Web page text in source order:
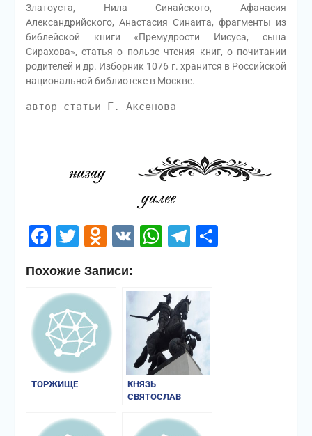
Златоуста, Нила Синайского, Афанасия
Александрийского, Анастасия Синаита, фрагменты из
библейской книги «Премудрости Иисуса, сына
Сирахова», статья о пользе чтения книг, о почитании
родителей и др. Изборник 1076 г. хранится в Российской
национальной библиотеке в Москве.
автор статьи Г. Аксенова
Facebook
Twitter
Odnoklassniki
VKWhatsApp
Telegram
Похожие Записи:
ТОРЖИЩЕ
КНЯЗЬ
СВЯТОСЛАВ